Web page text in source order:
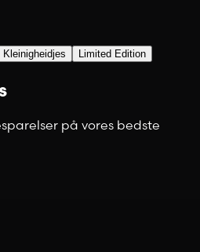
Kleinigheidjes Limited Edition
på vores bedste